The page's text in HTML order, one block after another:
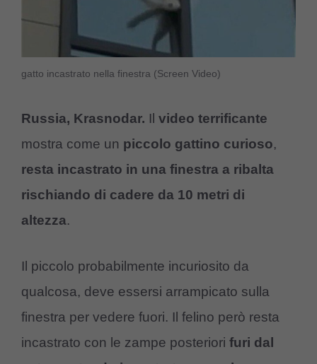
gatto incastrato nella finestra (Screen Video)
Russia, Krasnodar. Il video terrificante
mostra come un piccolo gattino curioso,
resta incastrato in una finestra a ribalta
rischiando di cadere da 10 metri di
altezza.
Il piccolo probabilmente incuriosito da
qualcosa, deve essersi arrampicato sulla
finestra per vedere fuori. Il felino però resta
incastrato con le zampe posteriori furi dal